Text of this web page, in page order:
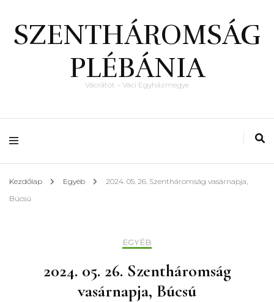
SZENTHÁROMSÁG
PLÉBÁNIA
Vácrátót – Váci Egyházmegye
Kezdőlap Egyéb
2024. 05. 26. Szentháromság vasárnapja,
Búcsú
EGYÉB
2024. 05. 26. Szentháromság
vasárnapja, Búcsú